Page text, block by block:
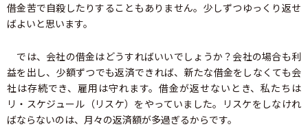
借金苦で自殺したりすることもありません。少しずつゆっくり返せ
ばよいと思います。
では、会社の借金はどうすればいいでしょうか？会社の場合も利
益を出し、少額ずつでも返済できれば、新たな借金をしなくても会
社は存続でき、雇用は守れます。借金が返せないとき、私たちは
リ・スケジュール（リスケ）をやっていました。リスケをしなけれ
ばならないのは、月々の返済額が多過ぎるからです。